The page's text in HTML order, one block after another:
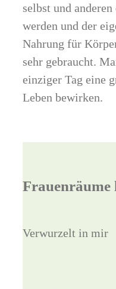
selbst und
werden und der
Nahrung für
sehr gebraucht.
einziger Tag eine
Leben bewirken.
Frauenräume
Verwurzelt in mir